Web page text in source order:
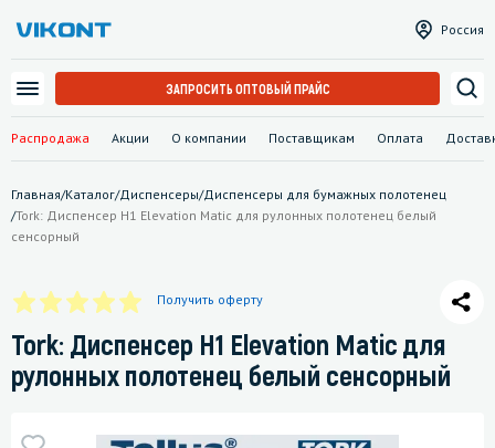
Распродажа Акции О компании Поставщикам Оплата
Россия
ЗАПРОСИТЬ ОПТОВЫЙ ПРАЙС
Главная/Каталог/Диспенсеры/Диспенсеры для бумажных полотенец
/Tork: Диспенсер H1 Elevation Matic для рулонных полотенец белый
сенсорный
Получить оферту
Tork: Диспенсер H1 Elevation Matic для
рулонных полотенец белый сенсорный